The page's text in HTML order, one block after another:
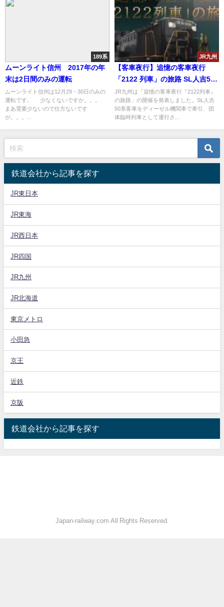
189系
ムーンライト信州 2017年の年
末は2日間のみの運転
ムーンライト信州は12月29・30日のみの
運転です。 少なくないですか。。。
まあ需要少ないので仕方ないです
が。。。...
JR九州
【客車夜行】追憶の客車夜行
「2122 列車」の旅路 SL人吉50
系客車で
JR九州は「追憶の客車夜行『2122列車』
の旅路」の開催を発表しました。SL人吉
50系客車をディーゼル機関車で牽引、団
体臨時列車として運行さ...
鉄道会社から記事を探す
JR東日本
JR東海
JR西日本
JR四国
JR九州
JR北海道
東京メトロ
小田急
京王
近鉄
京阪
鉄道会社から記事を探す
Japan-railway.com All Rights Reserved.